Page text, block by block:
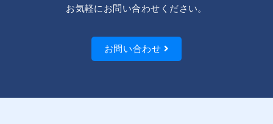
お気軽にお問い合わせください。
お問い合わせ